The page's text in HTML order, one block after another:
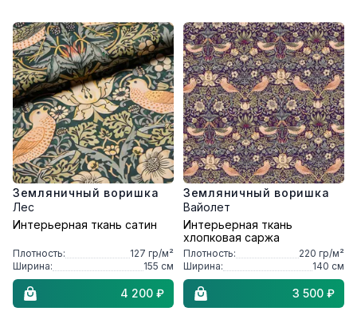
Земляничный воришка
Лес
Интерьерная ткань сатин
Плотность: 127 гр/м²
Ширина:
155 см
4 200 ₽
Земляничный воришка
Вайолет
Интерьерная ткань
хлопковая саржа
Плотность: 220 гр/м²
Ширина:
140 см
3 500 ₽